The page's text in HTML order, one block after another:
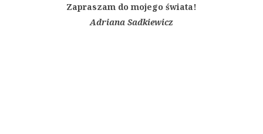
Zapraszam do mojego świata!
Adriana Sadkiewicz